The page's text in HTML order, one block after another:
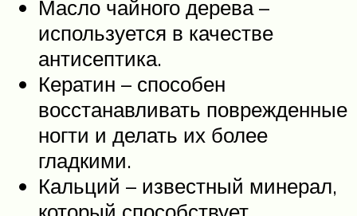
Масло чайного дерева –
используется в качестве
антисептика.
Кератин – способен
восстанавливать поврежденные
ногти и делать их более
гладкими.
Кальций – известный минерал,